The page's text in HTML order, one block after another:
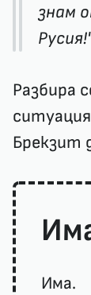
знам
Разбира
Брекзит
Има.